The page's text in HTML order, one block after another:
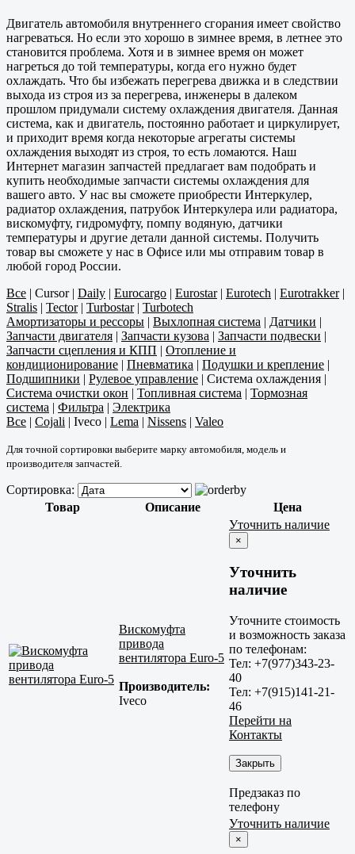
Двигатель автомобиля внутреннего сгорания имеет свойство
нагреваться. Но если это хорошо в зимнее время, в летнее это
становится проблема. Хотя и в зимнее время он может
нагреться до той температуры, когда его нужно будет
охлаждать. Что бы избежать перегрева движка и в следствии
выхода из строя из за перегрева, инженеры в далеком
прошлом придумали систему охлаждения двигателя. Данная
система, как и двигатель, постоянно работает и циркулирует,
и приходит время когда некоторые агрегаты системы
охлаждения выходят из строя, то есть ломаются. Наш
Интернет магазин запчастей предлагает вам подобрать и
купить необходимые запчасти системы охлаждения для
вашего авто. У нас вы сможете приобрести Интеркулер,
радиатор охлаждения, патрубок Интеркулера или радиатора,
вискомуфту, гидромуфту, помпу водяную, датчики
температуры и другие детали данной системы. Получить
товар вы сможете у нас в Офисе или мы отправим товар в
любой город России.
Все | Cursor| Daily | Eurocargo | Eurostar| Eurotech | Eurotrakker|
Stralis | Tector| Turbostar| Turbotech
Амортизаторы и рессоры | Выхлопная система | Датчики |
Запчасти двигателя | Запчасти кузова | Запчасти подвески |
Запчасти сцепления и КПП | Отопление и
кондиционирование | Пневматика | Подушки и крепление |
Подшипники | Рулевое управление | Система охлаждения |
Система очистки окон | Топливная система | Тормозная
система | Фильтра | Электрика
Все | Cojali | Iveco | Lema | Nissens | Valeo
Для точной сортировки выберите марку автомобиля, модель и
производителя запчастей.
Сортировка:
Товар
Описание Цена
Вискомуфта
привода
вентилятора Euro-5
Производитель:
Iveco
Уточнить наличие
×
Уточнить
наличие
Уточните стоимость
и возможность заказа
по телефонам:
Тел: +7(977)343-23-
40
Тел: +7(915)141-21-
46
Перейти на
Контакты
Закрыть
Предзаказ по
телефону
Уточнить наличие
×